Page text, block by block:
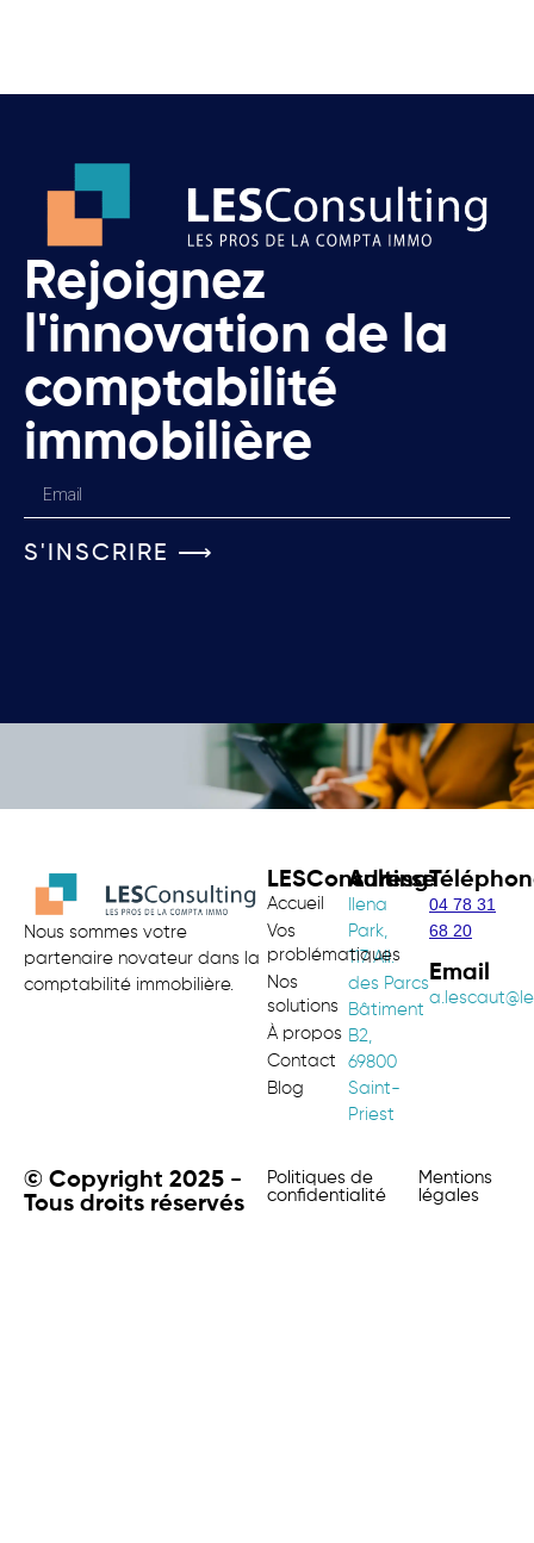
Rejoignez
l'innovation de la
comptabilité
immobilière
S'INSCRIRE ⟶
Nous sommes votre
partenaire novateur dans la
comptabilité immobilière.
LESConsulting
Accueil
Vos
problématiques
Nos
solutions
À propos
Contact
Blog
Adresse
Ilena
Park,
117 All.
des Parcs
Bâtiment
B2,
69800
Saint-
Priest
04 78 31
68 20
Email
© Copyright 2025 -
Tous droits réservés
Mentions
légales
Politiques de
confidentialité